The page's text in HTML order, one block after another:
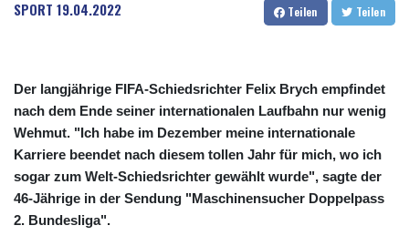
CRC 523.993489
CUC 1.156136
CZK 24.258158
DJF 205.267449
DKK 7.477932
DZD 152.967099
EGP 57.293288
ERN 17.342035
SPORT 19.04.2022 Teilen Teilen
Der langjährige FIFA-Schiedsrichter Felix Brych empfindet
nach dem Ende seiner internationalen Laufbahn nur wenig
Wehmut. "Ich habe im Dezember meine internationale
Karriere beendet nach diesem tollen Jahr für mich, wo ich
sogar zum Welt-Schiedsrichter gewählt wurde", sagte der
46-Jährige in der Sendung "Maschinensucher Doppelpass
2. Bundesliga".